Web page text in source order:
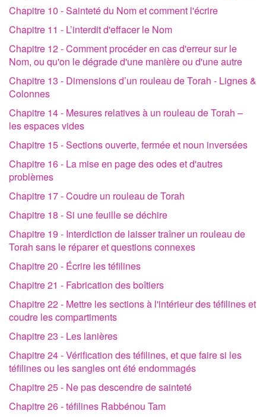
Chapitre 10 - Sainteté du Nom et comment l'écrire
Chapitre 11 - L’interdit d'effacer le Nom
Chapitre 12 - Comment procéder en cas d'erreur sur le
Nom, ou qu'on le dégrade d'une manière ou d'une autre
Chapitre 13 - Dimensions d’un rouleau de Torah - Lignes &
Colonnes
Chapitre 14 - Mesures relatives à un rouleau de Torah –
les espaces vides
Chapitre 15 - Sections ouverte, fermée et noun inversées
Chapitre 16 - La mise en page des odes et d'autres
problèmes
Chapitre 17 - Coudre un rouleau de Torah
Chapitre 18 - Si une feuille se déchire
Chapitre 19 - Interdiction de laisser traîner un rouleau de
Torah sans le réparer et questions connexes
Chapitre 20 - Écrire les téfilines
Chapitre 21 - Fabrication des boîtiers
Chapitre 22 - Mettre les sections à l'intérieur des téfilines et
coudre les compartiments
Chapitre 23 - Les lanières
Chapitre 24 - Vérification des téfilines, et que faire si les
téfilines ou les sangles ont été endommagés
Chapitre 25 - Ne pas descendre de sainteté
Chapitre 26 - téfilines Rabbénou Tam